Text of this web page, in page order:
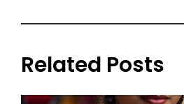
Related Posts